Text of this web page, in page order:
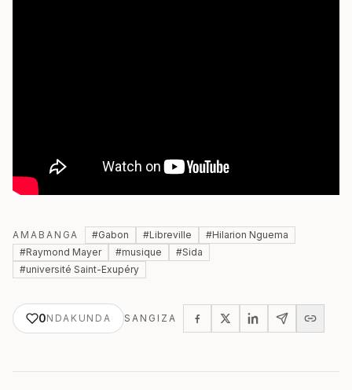
AMABANGA #Gabon #Libreville #Hilarion Nguema
#Raymond Mayer #musique #Sida
#université Saint-Exupéry
0NDAKUNDA SANGIZA